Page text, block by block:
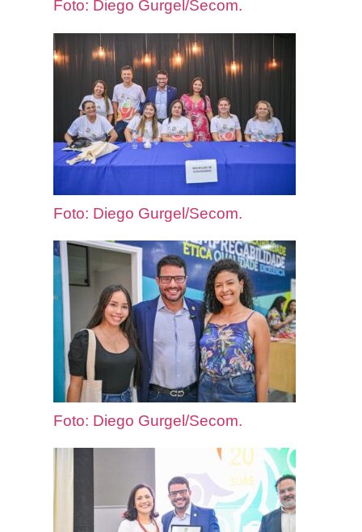
Foto: Diego Gurgel/Secom.
Foto: Diego Gurgel/Secom.
Foto: Diego Gurgel/Secom.